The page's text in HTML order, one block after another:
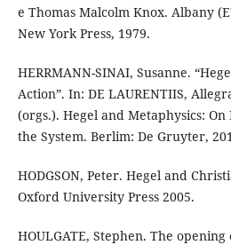
e Thomas Malcolm Knox. Albany
New York Press, 1979.
HERRMANN-SINAI, Susanne.
Action”. In: DE LAURENTIIS,
(orgs.). Hegel and Metaphysics:
the System. Berlim: De Gruyter,
HODGSON, Peter. Hegel and
Oxford University Press 2005.
HOULGATE, Stephen. The opening